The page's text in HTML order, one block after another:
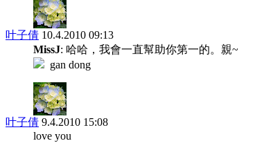
叶子倩 10.4.2010 09:13
MissJ: 哈哈，我會一直幫助你第一的。親~
gan dong
叶子倩 9.4.2010 15:08
love you